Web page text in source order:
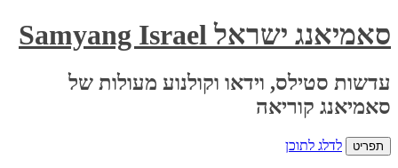
סאמיאנג ישראל Samyang Israel
עדשות סטילס, וידאו וקולנוע מעולות של
סאמיאנג קוריאה
תפריט לדלג לתוכן